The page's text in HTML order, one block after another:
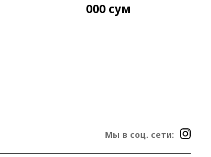
000 сум
Мы в соц. сети: